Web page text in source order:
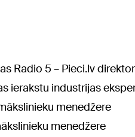
Radio 5 – Pieci.lv
ierakstu industrijas
menedžere
menedžere